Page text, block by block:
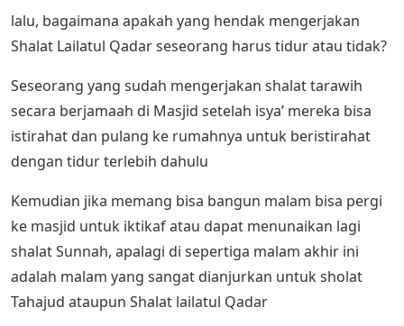
lalu, bagaimana apakah yang hendak mengerjakan
Shalat Lailatul Qadar seseorang harus tidur atau tidak?
Seseorang yang sudah mengerjakan shalat tarawih
secara berjamaah di Masjid setelah isya’ mereka bisa
istirahat dan pulang ke rumahnya untuk beristirahat
dengan tidur terlebih dahulu
Kemudian jika memang bisa bangun malam bisa pergi
ke masjid untuk iktikaf atau dapat menunaikan lagi
shalat Sunnah, apalagi di sepertiga malam akhir ini
adalah malam yang sangat dianjurkan untuk sholat
Tahajud ataupun Shalat lailatul Qadar